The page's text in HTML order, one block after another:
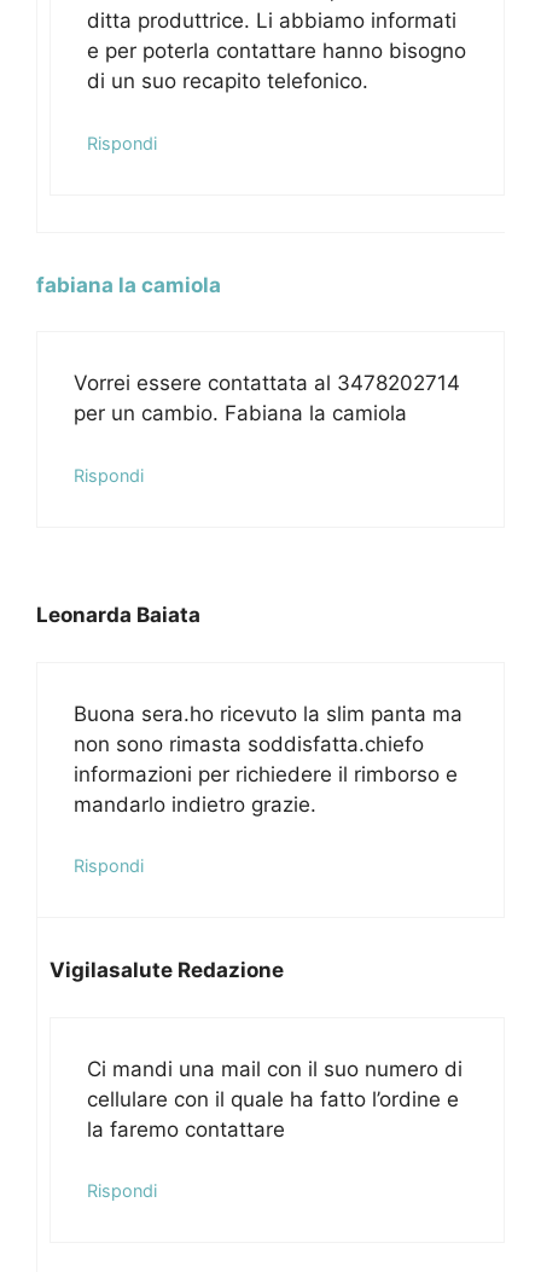
ditta produttrice. Li abbiamo informati
e per poterla contattare hanno bisogno
di un suo recapito telefonico.
Rispondi
fabiana la camiola
Vorrei essere contattata al 3478202714
per un cambio. Fabiana la camiola
Rispondi
Leonarda Baiata
Buona sera.ho ricevuto la slim panta ma
non sono rimasta soddisfatta.chiefo
informazioni per richiedere il rimborso e
mandarlo indietro grazie.
Rispondi
Vigilasalute Redazione
Ci mandi una mail con il suo numero di
cellulare con il quale ha fatto l’ordine e
la faremo contattare
Rispondi